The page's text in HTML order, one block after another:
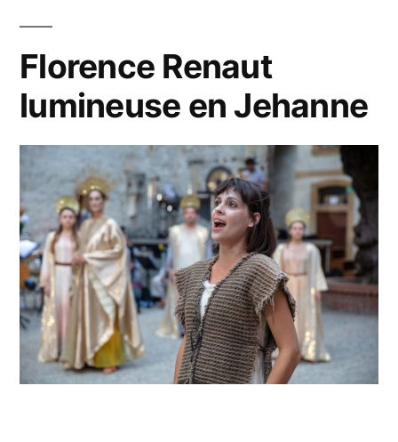
Florence Renaut
lumineuse en Jehanne